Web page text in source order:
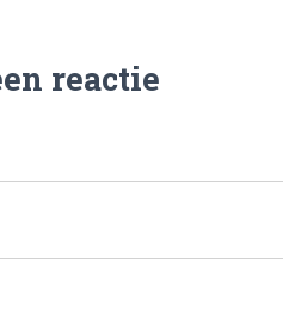
reactie